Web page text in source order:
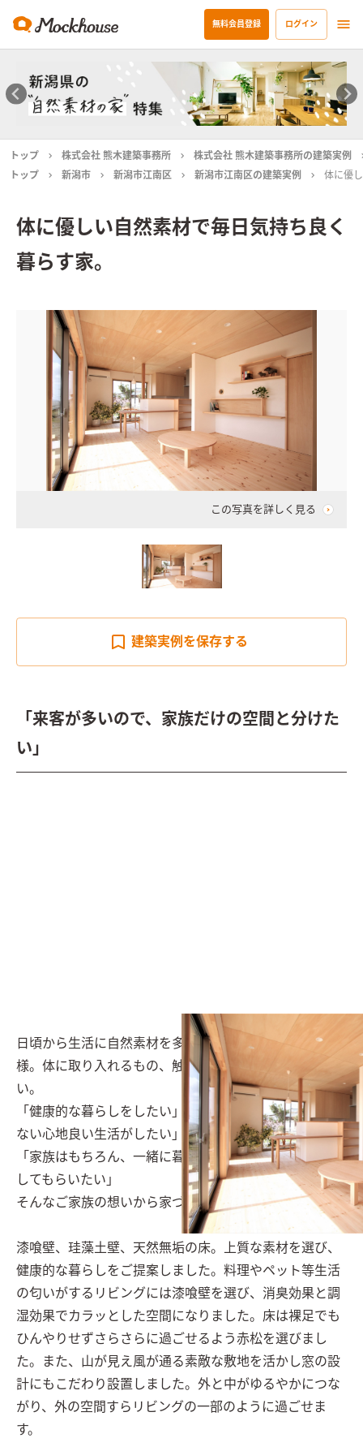
無料会員登録 ログイン
トップ 株式会社 熊木建築事務所
株式会社 熊木建築事務所の建築実例
トップ
新潟市 新潟市江南区 新潟市江南区の建築実例 体に優
体に優しい自然素材で毎日気持ち良く
暮らす家。
この写真を詳しく見る
建築実例を保存する
「来客が多いので、家族だけの空間と分けた
い」
日頃から生活に自然素材を多く取り入れているお施主
様。体に取り入れるもの、触れるものは優しいものが良
い。
「健康的な暮らしをしたい」「あたたかく、じめじめし
ない心地良い生活がしたい」
「家族はもちろん、一緒に暮らすペットにも快適に暮ら
してもらいたい」
そんなご家族の想いから家づくりが始まりました。
漆喰壁、珪藻土壁、天然無垢の床。上質な素材を選び、
健康的な暮らしをご提案しました。料理やペット等生活
の匂いがするリビングには漆喰壁を選び、消臭効果と調
湿効果でカラッとした空間になりました。床は裸足でも
ひんやりせずさらさらに過ごせるよう赤松を選びまし
た。また、山が見え風が通る素敵な敷地を活かし窓の設
計にもこだわり設置しました。外と中がゆるやかにつな
がり、外の空間すらリビングの一部のように過ごせま
す。